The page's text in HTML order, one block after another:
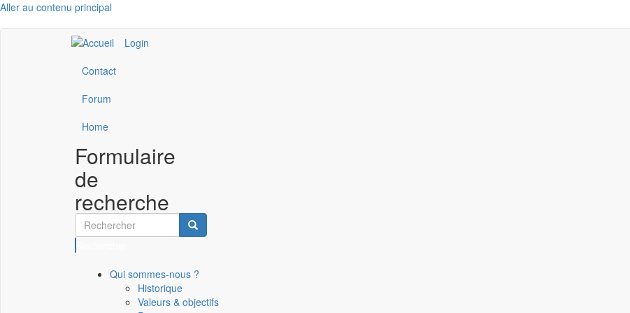
Aller au contenu principal
Login
Contact
Forum
Home
Formulaire
de
recherche
Qui sommes-nous ?
Historique
Valeurs & objectifs